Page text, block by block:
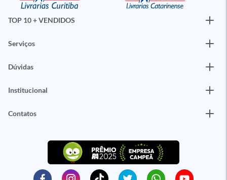
TOP 10 + VENDIDOS
Serviços
Dúvidas
Institucional
Contatos